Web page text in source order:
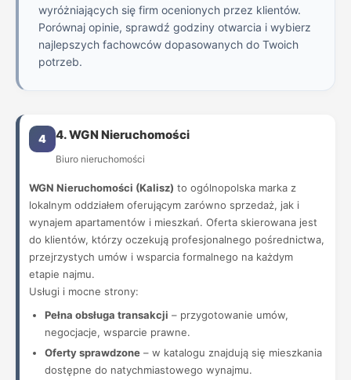
wyróżniających się firm ocenionych przez klientów.
Porównaj opinie, sprawdź godziny otwarcia i wybierz
najlepszych fachowców dopasowanych do Twoich
potrzeb.
4 4. WGN Nieruchomości
Biuro nieruchomości
WGN Nieruchomości (Kalisz) to ogólnopolska marka z
lokalnym oddziałem oferującym zarówno sprzedaż, jak i
wynajem apartamentów i mieszkań. Oferta skierowana jest
do klientów, którzy oczekują profesjonalnego pośrednictwa,
przejrzystych umów i wsparcia formalnego na każdym
etapie najmu.
Usługi i mocne strony:
Pełna obsługa transakcji – przygotowanie umów,
negocjacje, wsparcie prawne.
Oferty sprawdzone – w katalogu znajdują się mieszkania
dostępne do natychmiastowego wynajmu.